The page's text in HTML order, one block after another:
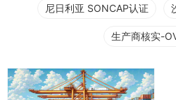
尼日利亚 SONCAP认证
生产商核实-